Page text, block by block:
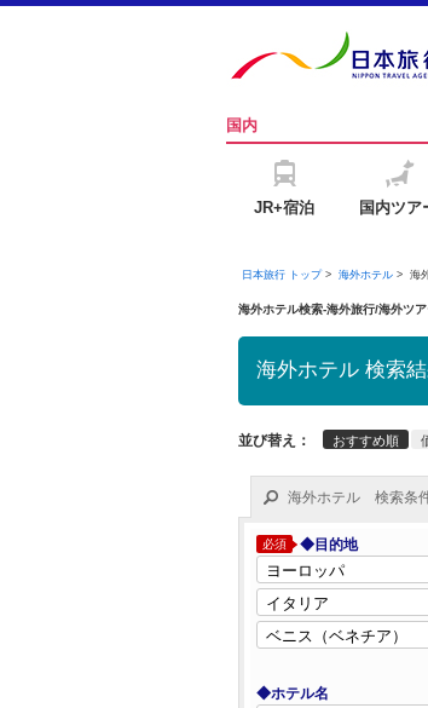
国内
JR+宿泊 国内ツア
日本旅行 トップ> 海外ホテル> 海
海外ホテル検索-海外旅行/海外ツ
海外ホテル 検索
並び替え： おすすめ順
海外ホテル 検索条
必須 ◆目的地
◆ホテル名